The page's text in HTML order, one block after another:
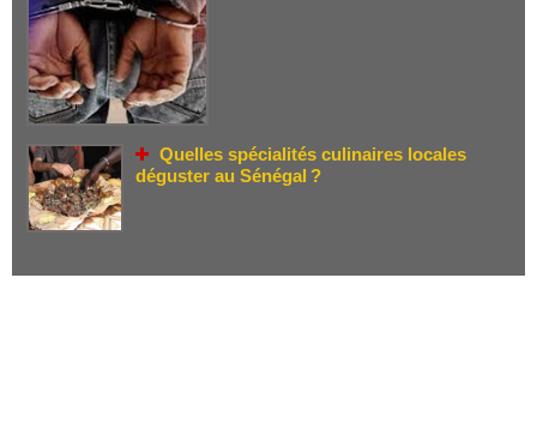
Quelles spécialités culinaires locales
déguster au Sénégal ?